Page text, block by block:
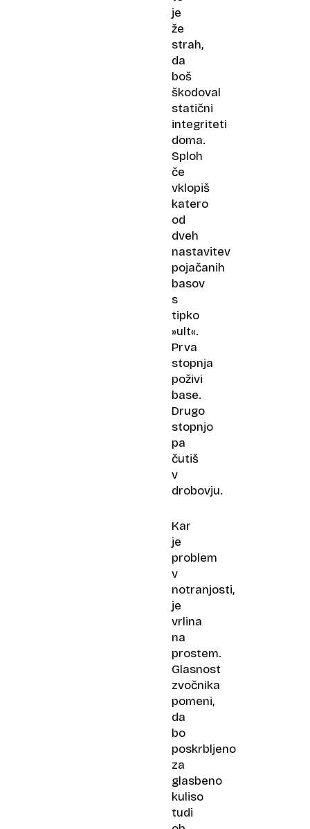
je
že
strah,
da
boš
škodoval
statični
integriteti
doma.
Sploh
če
vklopiš
katero
od
dveh
nastavitev
pojačanih
basov
s
tipko
»ult«.
Prva
stopnja
poživi
base.
Drugo
stopnjo
pa
čutiš
v
drobovju.
Kar
je
problem
v
notranjosti,
je
vrlina
na
prostem.
Glasnost
zvočnika
pomeni,
da
bo
poskrbljeno
za
glasbeno
kuliso
tudi